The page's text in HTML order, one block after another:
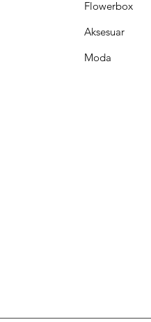
Flowerbox
Aksesuar
Moda